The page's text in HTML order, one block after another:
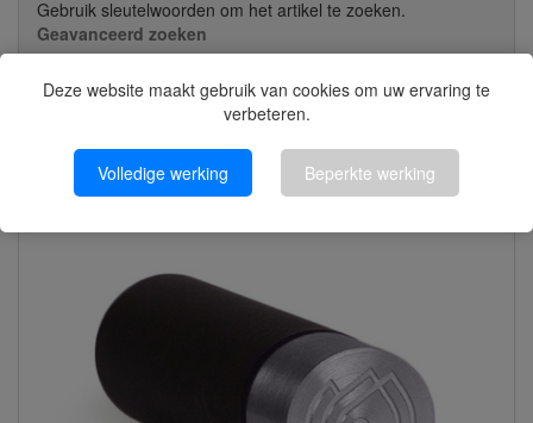
Deze website maakt gebruik van cookies om uw ervaring te
verbeteren.
Volledige werking Beperkte werking
Gebruik sleutelwoorden om het artikel te zoeken.
Geavanceerd zoeken
Nieuwe artikelen?